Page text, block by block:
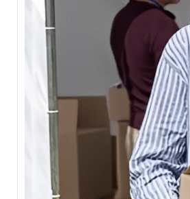
Tik Tok Buat
Jualan, Gimana
Strateginya ?
Baca Juga Cara
Berjualan Di Tiktokshop
TikTok menjadi tempat